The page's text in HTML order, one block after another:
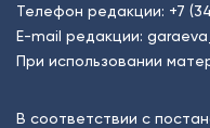
Телефон редакции: +7
E-mail редакции:
При использовании
В соответствии с